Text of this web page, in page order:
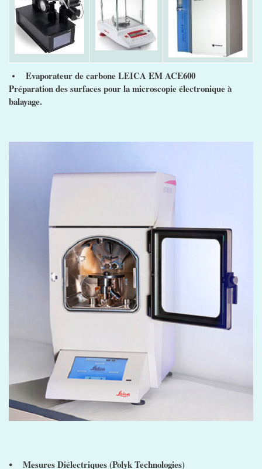
⦁ Evaporateur de carbone LEICA EM ACE600
Préparation des surfaces pour la microscopie électronique à
balayage.
⦁ Mesures Diélectriques (Polyk Technologies)